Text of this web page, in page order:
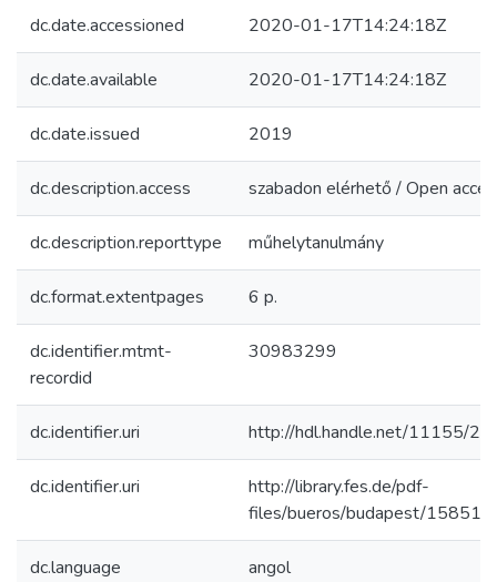
dc.date.accessioned 2020-01-17T14:24:18Z
dc.date.available 2020-01-17T14:24:18Z
dc.date.issued 2019
dc.description.access szabadon elérhető / Open
dc.description.reporttype műhelytanulmány
dc.format.extentpages 6 p.
dc.identifier.mtmt-
recordid
30983299
dc.identifier.uri http://hdl.handle.net/11155/
dc.identifier.uri
http://library.fes.de/pdf-
files/bueros/budapest/
dc.language angol